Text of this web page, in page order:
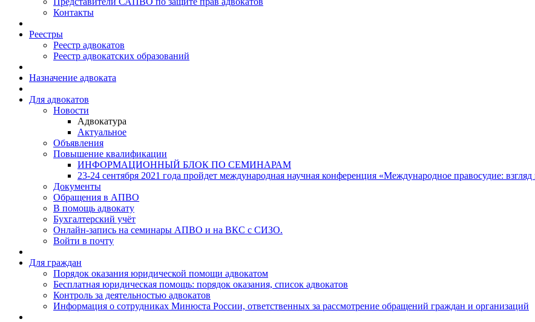
Контакты
Реестры
Реестр адвокатов
Реестр адвокатских образований
Назначение адвоката
Для адвокатов
Новости
Адвокатура
Актуальное
Объявления
Повышение квалификации
ИНФОРМАЦИОННЫЙ БЛОК ПО СЕМИНАРАМ
23-24 сентября 2021 года пройдет международная научная конференция «Международное правосудие: взгляд
Документы
Обращения в АПВО
В помощь адвокату
Бухгалтерский учёт
Онлайн-запись на семинары АПВО и на ВКС с СИЗО.
Войти в почту
Для граждан
Порядок оказания юридической помощи адвокатом
Бесплатная юридическая помощь: порядок оказания, список адвокатов
Контроль за деятельностью адвокатов
Информация о сотрудниках Минюста России, ответственных за рассмотрение обращений граждан и организаций